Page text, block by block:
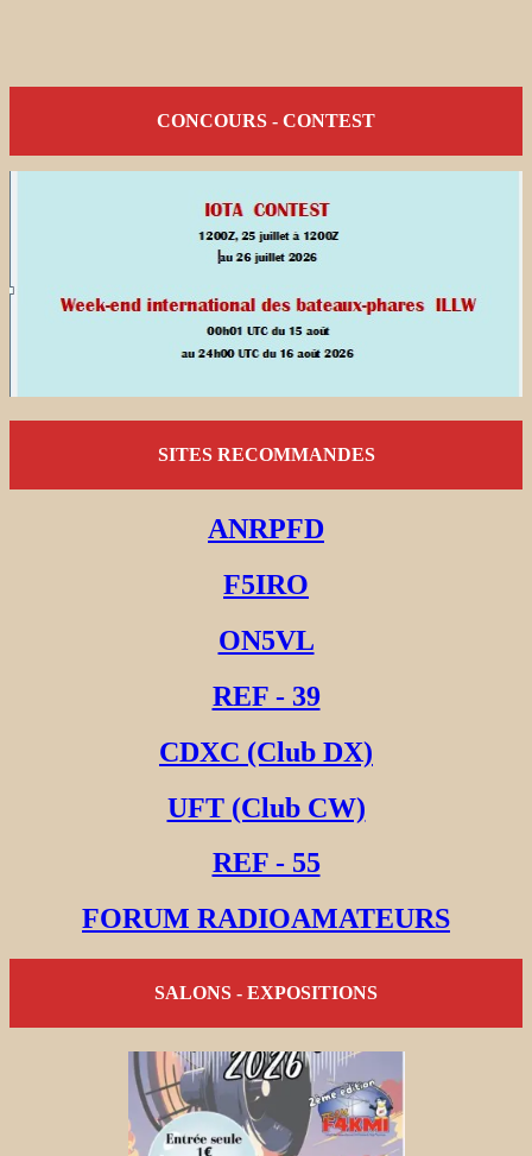
CONCOURS - CONTEST
SITES RECOMMANDES
ANRPFD
F5IRO
ON5VL
REF - 39
CDXC (Club DX)
UFT (Club CW)
REF - 55
FORUM RADIOAMATEURS
SALONS - EXPOSITIONS